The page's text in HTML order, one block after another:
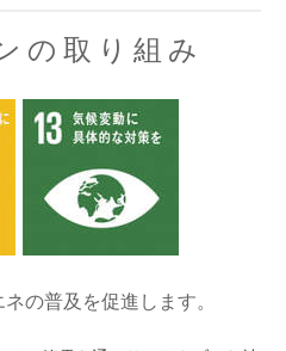
の取り組み
の普及を促進します。